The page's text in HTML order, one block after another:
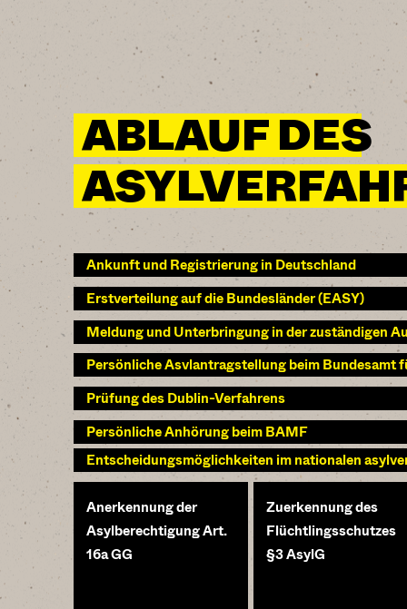
ABLAUF DES
Ankunft und Registrierung in Deutschland
Erstverteilung auf die Bundesländer (EASY)
Meldung und Unterbringung in der zuständigen
Persönliche Asvlantragstellung beim
Prüfung des Dublin-Verfahrens
Persönliche Anhörung beim BAMF
Entscheidungsmöglichkeiten im nationalen
Anerkennung der
Asylberechtigung Art.
16a GG
Zuerkennung des
Flüchtlingsschutzes
§3 AsylG